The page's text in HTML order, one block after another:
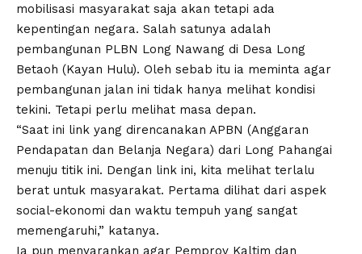
mobilisasi masyarakat saja akan tetapi ada
kepentingan negara. Salah satunya adalah
pembangunan PLBN Long Nawang di Desa Long
Betaoh (Kayan Hulu). Oleh sebab itu ia meminta agar
pembangunan jalan ini tidak hanya melihat kondisi
tekini. Tetapi perlu melihat masa depan.
“Saat ini link yang direncanakan APBN (Anggaran
Pendapatan dan Belanja Negara) dari Long Pahangai
menuju titik ini. Dengan link ini, kita melihat terlalu
berat untuk masyarakat. Pertama dilihat dari aspek
social-ekonomi dan waktu tempuh yang sangat
memengaruhi,” katanya.
Ia pun menyarankan agar Pemprov Kaltim dan